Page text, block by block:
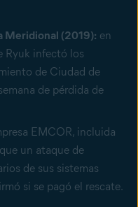
Meridional (2019): en
Ryuk infectó los
de Ciudad de
de pérdida de
EMCOR, incluida
un ataque de
de sus sistemas
si se pagó el rescate.